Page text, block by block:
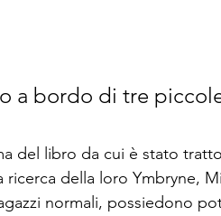
a bordo di tre
del libro da cui è stato
ricerca della loro Ymbryne,
normali, possiedono